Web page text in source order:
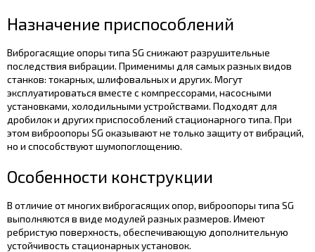
Назначение приспособлений
Виброгасящие опоры типа SG снижают разрушительные
последствия вибрации. Применимы для самых разных видов
станков: токарных, шлифовальных и других. Могут
эксплуатироваться вместе с компрессорами, насосными
установками, холодильными устройствами. Подходят для
дробилок и других приспособлений стационарного типа. При
этом виброопоры SG оказывают не только защиту от вибраций,
но и способствуют шумопоглощению.
Особенности конструкции
В отличие от многих виброгасящих опор, виброопоры типа SG
выполняются в виде модулей разных размеров. Имеют
ребристую поверхность, обеспечивающую дополнительную
устойчивость стационарных установок.